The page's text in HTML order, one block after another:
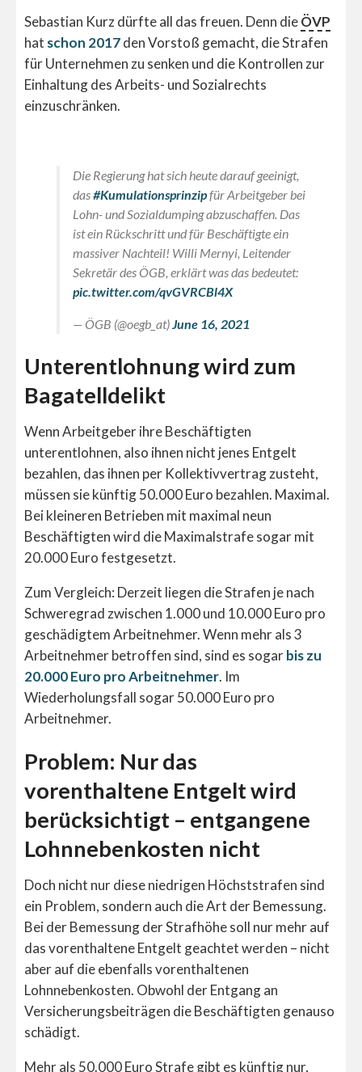
Sebastian Kurz dürfte all das freuen. Denn dieÖVP
hat schon 2017den Vorstoß gemacht, die Strafen
für Unternehmen zu senken und die Kontrollen zur
Einhaltung des Arbeits- und Sozialrechts
einzuschränken.
Die Regierung hat sich heute darauf geeinigt,
das#Kumulationsprinzipfür Arbeitgeber bei
Lohn- und Sozialdumping abzuschaffen. Das
ist ein Rückschritt und für Beschäftigte ein
massiver Nachteil! Willi Mernyi, Leitender
Sekretär des ÖGB, erklärt was das bedeutet:
pic.twitter.com/qvGVRCBl4X
— ÖGB (@oegb_at) June 16, 2021
Unterentlohnung wird zum
Bagatelldelikt
Wenn Arbeitgeber ihre Beschäftigten
unterentlohnen, also ihnen nicht jenes Entgelt
bezahlen, das ihnen per Kollektivvertrag zusteht,
müssen sie künftig 50.000 Euro bezahlen. Maximal.
Bei kleineren Betrieben mit maximal neun
Beschäftigten wird die Maximalstrafe sogar mit
20.000 Euro festgesetzt.
Zum Vergleich: Derzeit liegen die Strafen je nach
Schweregrad zwischen 1.000 und 10.000 Euro pro
geschädigtem Arbeitnehmer. Wenn mehr als 3
Arbeitnehmer betroffen sind, sind es sogarbis zu
20.000 Euro pro Arbeitnehmer. Im
Wiederholungsfall sogar 50.000 Euro pro
Arbeitnehmer.
Problem: Nur das
vorenthaltene Entgelt wird
berücksichtigt – entgangene
Lohnnebenkosten nicht
Doch nicht nur diese niedrigen Höchststrafen sind
ein Problem, sondern auch die Art der Bemessung.
Bei der Bemessung der Strafhöhe soll nur mehr auf
das vorenthaltene Entgelt geachtet werden – nicht
aber auf die ebenfalls vorenthaltenen
Lohnnebenkosten. Obwohl der Entgang an
Versicherungsbeiträgen die Beschäftigten genauso
schädigt.
Mehr als 50.000 Euro Strafe gibt es künftig nur,